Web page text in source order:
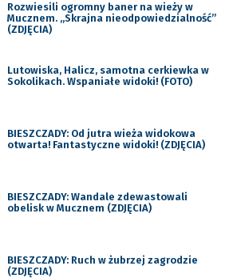
Rozwiesili ogromny baner na wieży w
Mucznem. „Skrajna nieodpowiedzialność”
(ZDJĘCIA)
Lutowiska, Halicz, samotna cerkiewka w
Sokolikach. Wspaniałe widoki! (FOTO)
BIESZCZADY: Od jutra wieża widokowa
otwarta! Fantastyczne widoki! (ZDJĘCIA)
BIESZCZADY: Wandale zdewastowali
obelisk w Mucznem (ZDJĘCIA)
BIESZCZADY: Ruch w żubrzej zagrodzie
(ZDJĘCIA)